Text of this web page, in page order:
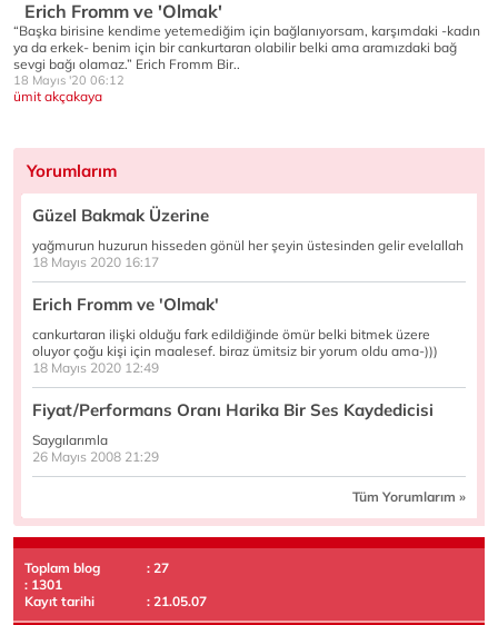
Erich Fromm ve 'Olmak'
“Başka birisine kendime yetemediğim için bağlanıyorsam, karşımdaki -kadın
ya da erkek- benim için bir cankurtaran olabilir belki ama aramızdaki bağ
sevgi bağı olamaz.” Erich Fromm Bir..
18 Mayıs '20 06:12
ümit akçakaya
Yorumlarım
Güzel Bakmak Üzerine
yağmurun huzurun hisseden gönül her şeyin üstesinden gelir evelallah
18 Mayıs 2020 16:17
Erich Fromm ve 'Olmak'
cankurtaran ilişki olduğu fark edildiğinde ömür belki bitmek üzere
oluyor çoğu kişi için maalesef. biraz ümitsiz bir yorum oldu ama-)))
18 Mayıs 2020 12:49
Fiyat/Performans Oranı Harika Bir Ses Kaydedicisi
Saygılarımla
26 Mayıs 2008 21:29
Tüm Yorumlarım »
Toplam blog
: 27
: 1301
Kayıt tarihi
: 21.05.07